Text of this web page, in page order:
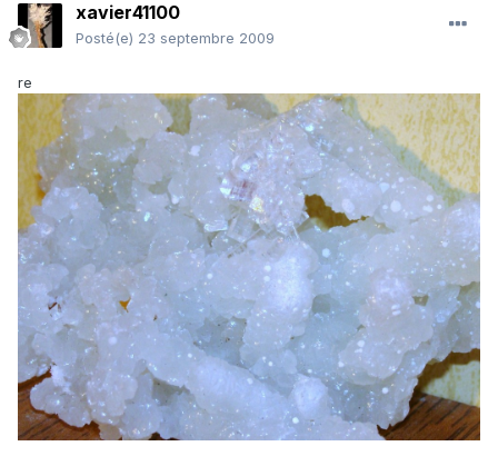
xavier41100
Posté(e) 23 septembre 2009
re